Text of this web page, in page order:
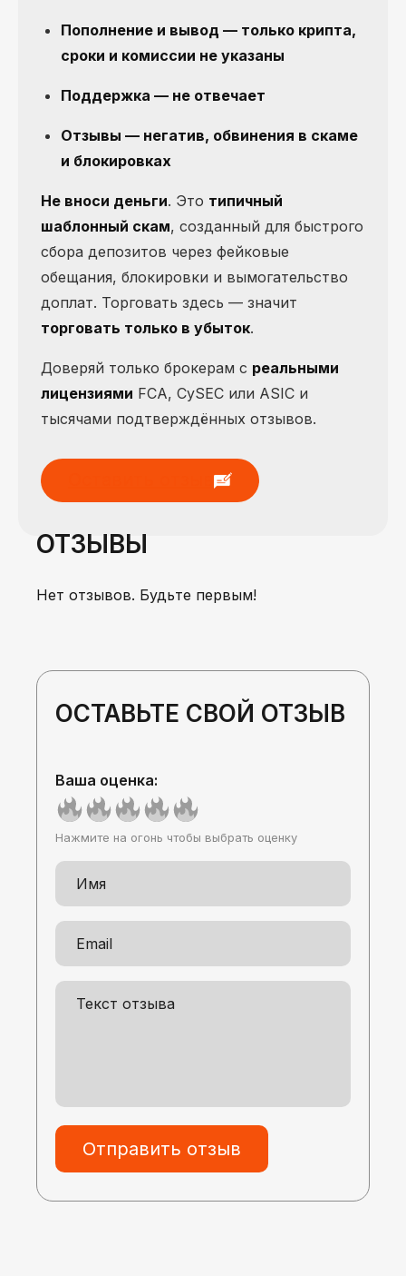
Пополнение и вывод — только крипта,
сроки и комиссии не указаны
Поддержка — не отвечает
Отзывы — негатив, обвинения в скаме
и блокировках
Не вноси деньги. Это типичный
шаблонный скам, созданный для быстрого
сбора депозитов через фейковые
обещания, блокировки и вымогательство
доплат. Торговать здесь — значит
торговать только в убыток.
Доверяй только брокерам с реальными
лицензиями FCA, CySEC или ASIC и
тысячами подтверждённых отзывов.
ОТЗЫВЫ
Нет отзывов. Будьте первым!
ОСТАВЬТЕ СВОЙ ОТЗЫВ
Ваша оценка:
Нажмите на огонь чтобы выбрать оценку
Отправить отзыв